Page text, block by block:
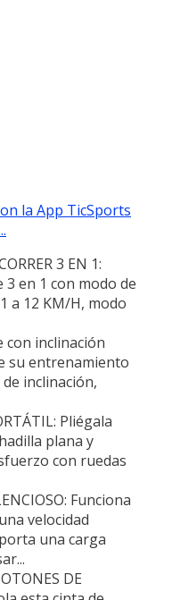
la App TicSports
3 EN 1:
en 1 con modo de
a 12 KM/H, modo
con inclinación
su entrenamiento
inclinación,
Pliégala
plana y
con ruedas
Funciona
velocidad
una carga
DE